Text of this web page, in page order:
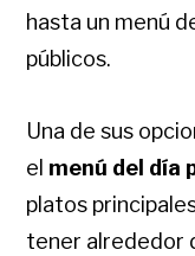
hasta un menú
públicos.
Una de sus
el menú del día
platos
tener alrededor